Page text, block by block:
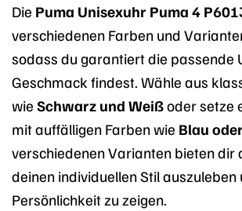
Die Puma Unisexuhr Puma 4
verschiedenen Farben und
sodass du garantiert die passende
Geschmack findest. Wähle aus
wie Schwarz und Weißoder setze
mit auffälligen Farben wie Blau
verschiedenen Varianten bieten dir
deinen individuellen Stil auszuleben
Persönlichkeit zu zeigen.